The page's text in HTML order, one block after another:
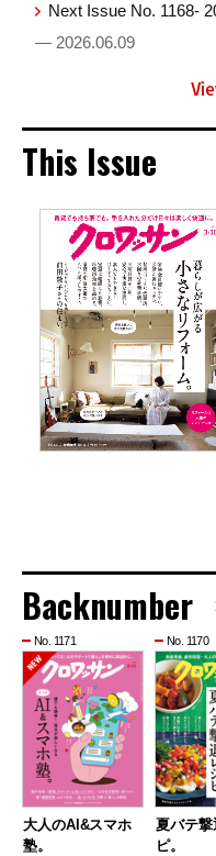
Next Issue No. 1168-
— 2026.06.09
This Issue
Backnumber
No. 1171
大人のAI&スマホ
塾。
No. 1170
夏バテ撃
ピ。